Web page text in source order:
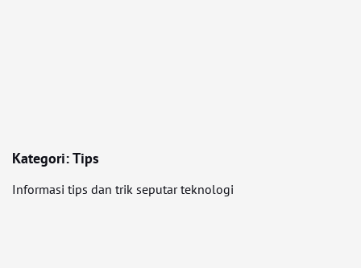
Kategori:Tips
Informasi tips dan trik seputar teknologi